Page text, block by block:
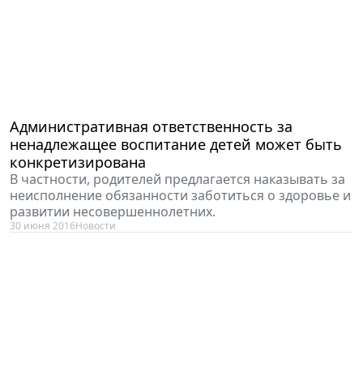
Административная ответственность за
ненадлежащее воспитание детей может быть
конкретизирована
В частности, родителей предлагается наказывать за
неисполнение обязанности заботиться о здоровье и
развитии несовершеннолетних.
30 июня 2016Новости